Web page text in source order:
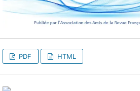
PDF HTML